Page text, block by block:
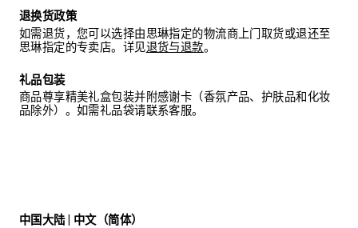
退换货政策
如需退货，您可以选择由思琳指定的物流商上门取货或退还至
思琳指定的专卖店。详见退货与退款。
礼品包装
商品尊享精美礼盒包装并附感谢卡（香氛产品、护肤品和化妆
品除外）。如需礼品袋请联系客服。
中国大陆 | 中文（简体）